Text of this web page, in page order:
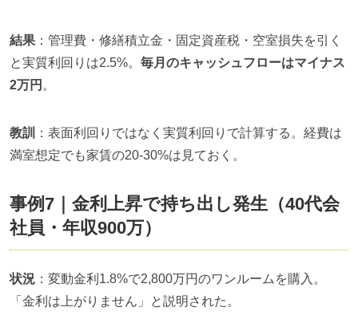
結果 ：管理費・修繕積立金・固定資産税・空室損失を引く
と実質利回りは2.5%。 毎月のキャッシュフローはマイナス
2万円 。
教訓
：表面利回りではなく実質利回りで計算する。経費は
満室想定でも家賃の20-30%は見ておく。
事例7｜金利上昇で持ち出し発生（40代会
社員・年収900万）
状況 ：変動金利1.8%で2,800万円のワンルームを購入。
「金利は上がりません」と説明された。